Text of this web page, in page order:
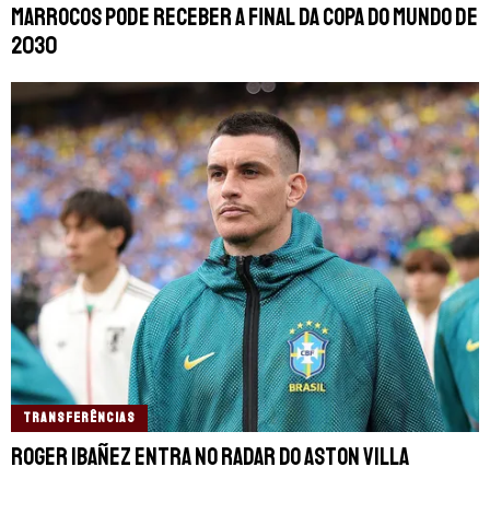
Marrocos pode receber a final da Copa do Mundo de
2030
TRANSFERÊNCIAS
Roger Ibañez entra no radar do Aston Villa